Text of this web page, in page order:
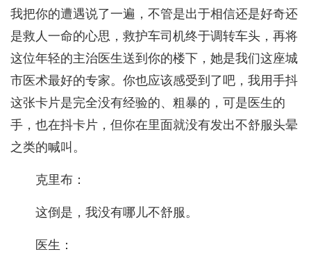
我把你的遭遇说了一遍，不管是出于相信还是好奇还
是救人一命的心思，救护车司机终于调转车头，再将
这位年轻的主治医生送到你的楼下，她是我们这座城
市医术最好的专家。你也应该感受到了吧，我用手抖
这张卡片是完全没有经验的、粗暴的，可是医生的
手，也在抖卡片，但你在里面就没有发出不舒服头晕
之类的喊叫。
克里布：
这倒是，我没有哪儿不舒服。
医生：